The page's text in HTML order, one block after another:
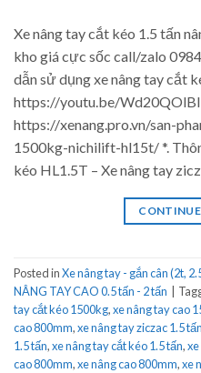
Xe nâng tay cắt kéo 1.5 tấn
kho giá cực sốc call/zalo
dẫn sử dụng xe nâng tay cắt
https://youtu.be/
https://xenang.pro.vn/san-
1500kg-nichilift-hl15t/ *.
kéo HL1.5T – Xe nâng tay
Posted inXe nâng tay - gắn cân (2t,
NÂNG TAY CAO 0.5 tấn - 2 tấn
tay cắt kéo 1500kg,xe nâng tay cao
cao 800mm,xe nâng tay ziczac 1.5
1.5 tấn,xe nâng tay cắt kéo 1.5 tấn,
cao 800mm,xe nâng cao 800mm,xe